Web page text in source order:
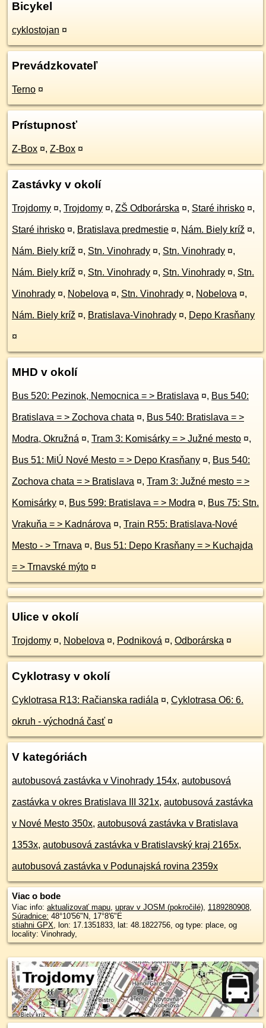
Bicykel
cyklostojan ¤
Prevádzkovateľ
Terno ¤
Prístupnosť
Z-Box ¤, Z-Box ¤
Zastávky v okolí
Trojdomy ¤, Trojdomy ¤, ZŠ Odborárska ¤, Staré ihrisko ¤,
Staré ihrisko ¤, Bratislava predmestie ¤, Nám. Biely kríž ¤,
Nám. Biely kríž ¤, Stn. Vinohrady ¤, Stn. Vinohrady ¤,
Nám. Biely kríž ¤, Stn. Vinohrady ¤, Stn. Vinohrady ¤, Stn.
Vinohrady ¤, Nobelova ¤, Stn. Vinohrady ¤, Nobelova ¤,
Nám. Biely kríž ¤, Bratislava-Vinohrady ¤, Depo Krasňany
¤
MHD v okolí
Bus 520: Pezinok, Nemocnica = > Bratislava ¤, Bus 540:
Bratislava = > Zochova chata ¤, Bus 540: Bratislava = >
Modra, Okružná ¤, Tram 3: Komisárky = > Južné mesto ¤,
Bus 51: MiÚ Nové Mesto = > Depo Krasňany ¤, Bus 540:
Zochova chata = > Bratislava ¤, Tram 3: Južné mesto = >
Komisárky ¤, Bus 599: Bratislava = > Modra ¤, Bus 75: Stn.
Vrakuňa = > Kadnárova ¤, Train R55: Bratislava-Nové
Mesto - > Trnava ¤, Bus 51: Depo Krasňany = > Kuchajda
= > Trnavské mýto ¤
Ulice v okolí
Trojdomy ¤, Nobelova ¤, Podniková ¤, Odborárska ¤
Cyklotrasy v okolí
Cyklotrasa R13: Račianska radiála ¤, Cyklotrasa O6: 6.
okruh - východná časť ¤
V kategóriách
autobusová zastávka v Vinohrady 154x, autobusová
zastávka v okres Bratislava III 321x, autobusová zastávka
v Nové Mesto 350x, autobusová zastávka v Bratislava
1353x, autobusová zastávka v Bratislavský kraj 2165x,
autobusová zastávka v Podunajská rovina 2359x
Viac o bode
Viac info: aktualizovať mapu, uprav v JOSM (pokročilé), 1189280908,
Súradnice: 48°10'56"N, 17°8'6"E
stiahni GPX, lon: 17.1351833, lat: 48.1822756, og type: place, og
locality: Vinohrady,